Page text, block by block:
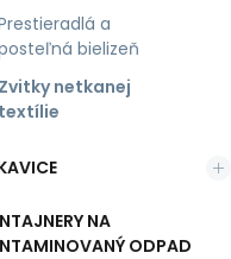
a
bielizeň
Zvitky netkanej
textílie
NA
ODPAD